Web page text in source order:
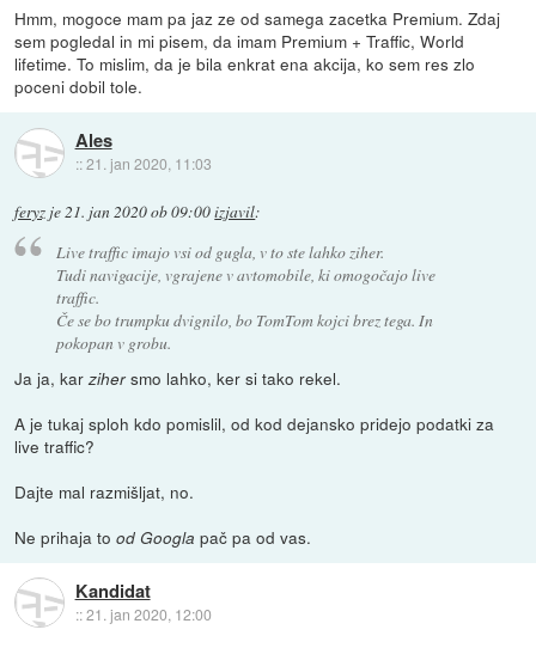
Hmm, mogoce mam pa jaz ze od samega zacetka Premium. Zdaj
sem pogledal in mi pisem, da imam Premium + Traffic, World
lifetime. To mislim, da je bila enkrat ena akcija, ko sem res zlo
poceni dobil tole.
Ales
::21. jan 2020, 11:03
feryz je21. jan 2020 ob 09:00izjavil:
Live traffic imajo vsi od gugla, v to ste lahko ziher.
Tudi navigacije, vgrajene v avtomobile, ki omogočajo live
traffic.
Če se bo trumpku dvignilo, bo TomTom kojci brez tega. In
pokopan v grobu.
Ja ja, karziher smo lahko, ker si tako rekel.
A je tukaj sploh kdo pomislil, od kod dejansko pridejo podatki za
live traffic?
Dajte mal razmišljat, no.
Ne prihaja tood Googla pač pa od vas.
Kandidat
::21. jan 2020, 12:00